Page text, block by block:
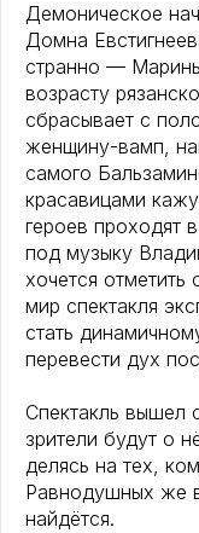
Демоническое
Домна
странно —
возрасту
сбрасывает с
женщину-вамп,
самого
красавицами
героев проходят
под музыку
хочется
мир спектакля
стать
перевести дух
Спектакль вышел
зрители будут о
делясь на тех,
Равнодушных же
найдётся.